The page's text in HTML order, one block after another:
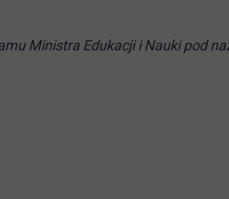
Ministra Edukacji i Nauki pod